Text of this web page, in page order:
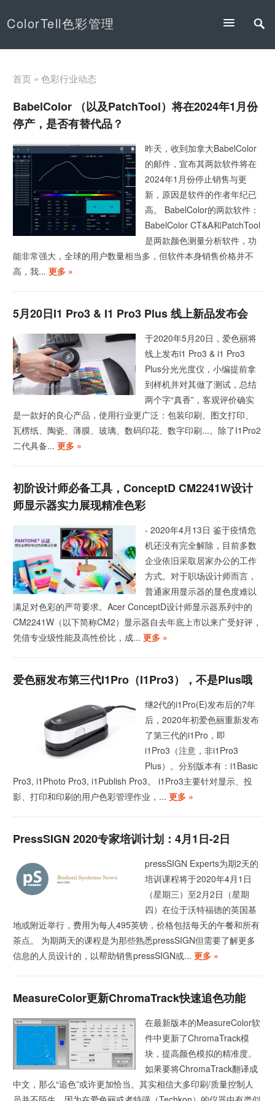
ColorTell色彩管理
首页 » 色彩行业动态
BabelColor （以及PatchTool）将在2024年1月份
停产，是否有替代品？
昨天，收到加拿大BabelColor
的邮件，宣布其两款软件将在
2024年1月份停止销售与更
新，原因是软件的作者年纪已
高。 BabelColor的两款软件：
BabelColor CT&A和PatchTool
是两款颜色测量分析软件，功
能非常强大，全球的用户数量相当多，但软件本身销售价格并不
高，我...更多 »
5月20日i1 Pro3 & I1 Pro3 Plus 线上新品发布会
于2020年5月20日，爱色丽将
线上发布i1 Pro3 & i1 Pro3
Plus分光光度仪，小编提前拿
到样机并对其做了测试，总结
两个字“真香”，客观评价确实
是一款好的良心产品，使用行业更广泛：包装印刷、图文打印、
瓦楞纸、陶瓷、薄膜、玻璃、数码印花、数字印刷...。除了I1Pro2
二代具备...更多 »
初阶设计师必备工具，ConceptD CM2241W设计
师显示器实力展现精准色彩
- 2020年4月13日 鉴于疫情危
机还没有完全解除，目前多数
企业依旧采取居家办公的工作
方式。对于职场设计师而言，
普通家用显示器的显色度难以
满足对色彩的严苛要求。Acer ConceptD设计师显示器系列中的
CM2241W（以下简称CM2）显示器自去年底上市以来广受好评，
凭借专业级性能及高性价比，成...更多 »
爱色丽发布第三代i1Pro（i1Pro3），不是Plus哦
继2代的i1Pro(E)发布后的7年
后，2020年初爱色丽重新发布
了第三代的i1Pro，即
i1Pro3（注意，非i1Pro3
Plus）。分别版本有：i1Basic
Pro3, i1Photo Pro3, i1Publish Pro3。 i1Pro3主要针对显示、投
影、打印和印刷的用户色彩管理作业，...更多 »
PressSIGN 2020专家培训计划：4月1日-2日
pressSIGN Experts为期2天的
培训课程将于2020年4月1日
（星期三）至2月2日（星期
四）在位于沃特福德的英国基
地或附近举行，费用为每人495英镑，价格包括每天的午餐和所有
茶点。 为期两天的课程是为那些熟悉pressSIGN但需要了解更多
信息的人员设计的，以帮助销售pressSIGN或...更多 »
MeasureColor更新ChromaTrack快速追色功能
在最新版本的MeasureColor软
件中更新了ChromaTrack模
块，提高颜色模拟的精准度。
如果要将ChromaTrack翻译成
中文，那么“追色”或许更加恰当。其实相信大多印刷/质量控制人